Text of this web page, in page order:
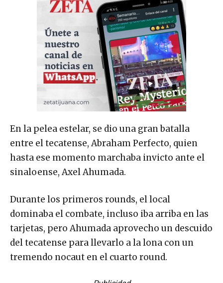
En la pelea estelar, se dio una gran batalla
entre el tecatense, Abraham Perfecto, quien
hasta ese momento marchaba invicto ante el
sinaloense, Axel Ahumada.
Durante los primeros rounds, el local
dominaba el combate, incluso iba arriba en las
tarjetas, pero Ahumada aprovecho un descuido
del tecatense para llevarlo a la lona con un
tremendo nocaut en el cuarto round.